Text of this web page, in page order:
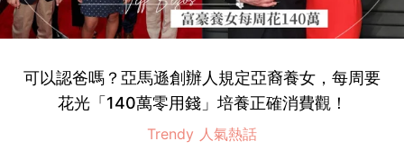
可以認爸嗎？亞馬遜創辦人規定亞裔養女，每周要
花光「140萬零用錢」培養正確消費觀！
Trendy 人氣熱話